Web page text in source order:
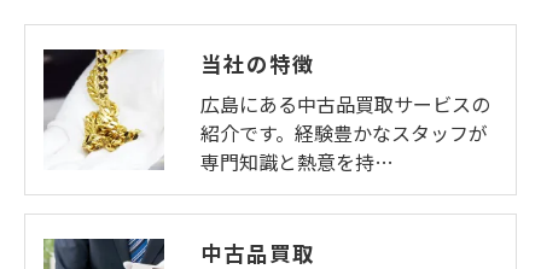
当社の特徴
広島にある中古品買取サービスの
紹介です。経験豊かなスタッフが
専門知識と熱意を持…
中古品買取